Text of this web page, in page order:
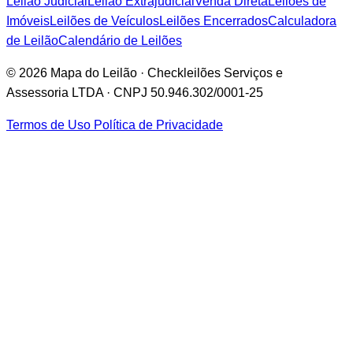
ImóveisLeilões de VeículosLeilões EncerradosCalculadora
de LeilãoCalendário de Leilões
© 2026 Mapa do Leilão · Checkleilões Serviços e
Assessoria LTDA · CNPJ 50.946.302/0001-25
Termos de Uso Política de Privacidade